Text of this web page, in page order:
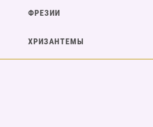
ФРЕЗИИ
ХРИЗАНТЕМЫ